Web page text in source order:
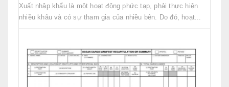
Xuất nhập khẩu là một hoạt động phức tạp, phải thực hiện
nhiều khâu và có sự tham gia của nhiều bên. Do đó, hoạt...